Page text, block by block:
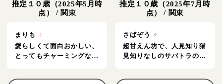
推定１０歳（2025年5月時
点）
/ 関東
まりも
♀
愛らしくて面白おかしい、
とってもチャーミングな女
推定１０歳（2025年7月時
点）
/ 関東
さばぞう
♂
超甘えん坊で、人見知り猫
見知りなしのサバトラの男